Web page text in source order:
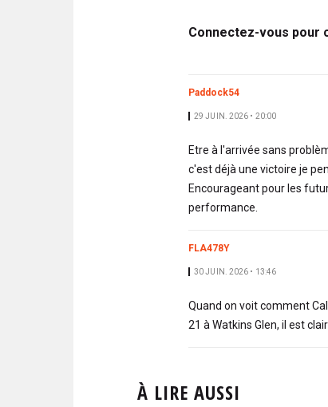
Connectez-vous pour
Paddock54
29 JUIN. 2026 • 20:00
Etre à l'arrivée sans
c'est déjà une victoire je
Encourageant pour les
performance.
FLA478Y
30 JUIN. 2026 • 13:46
Quand on voit comment
21 à Watkins Glen, il est
À LIRE AUSSI